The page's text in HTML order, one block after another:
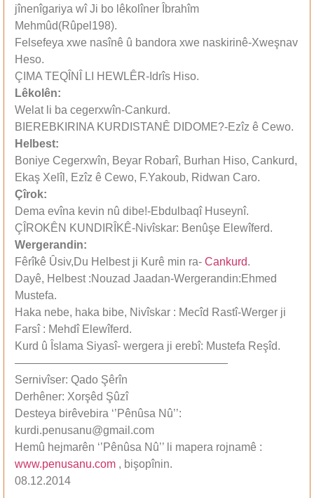
jînenîgariya wî Ji bo lêkolîner Îbrahîm
Mehmûd(Rûpel198).
Felsefeya xwe nasînê û bandora xwe naskirinê-Xweşnav
Heso.
ÇIMA TEQÎNÎ LI HEWLÊR-Idrîs Hiso.
Lêkolên:
Welat li ba cegerxwîn-Cankurd.
BIEREBKIRINA KURDISTANÊ DIDOME?-Ezîz ê Cewo.
Helbest:
Boniye Cegerxwîn, Beyar Robarî, Burhan Hiso, Cankurd,
Ekaş Xelîl, Ezîz ê Cewo, F.Yakoub, Ridwan Caro.
Çîrok:
Dema evîna kevin nû dibe!-Ebdulbaqî Huseynî.
ÇÎROKÊN KUNDIRÎKÊ-Nivîskar: Benûşe Elewîferd.
Wergerandin:
Fêrîkê Ûsiv,Du Helbest ji Kurê min ra- Cankurd.
Dayê, Helbest :Nouzad Jaadan-Wergerandin:Ehmed
Mustefa.
Haka nebe, haka bibe, Nivîskar : Mecîd Rastî-Werger ji
Farsî : Mehdî Elewîferd.
Kurd û Îslama Siyasî- wergera ji erebî: Mustefa Reşîd.
———————————————————
Sernivîser: Qado Şêrîn
Derhêner: Xorşêd Şûzî
Desteya birêvebira ‘’Pênûsa Nû’’:
kurdi.penusanu@gmail.com
Hemû hejmarên ‘’Pênûsa Nû’’ li mapera rojnamê :
www.penusanu.com , bişopînin.
08.12.2014